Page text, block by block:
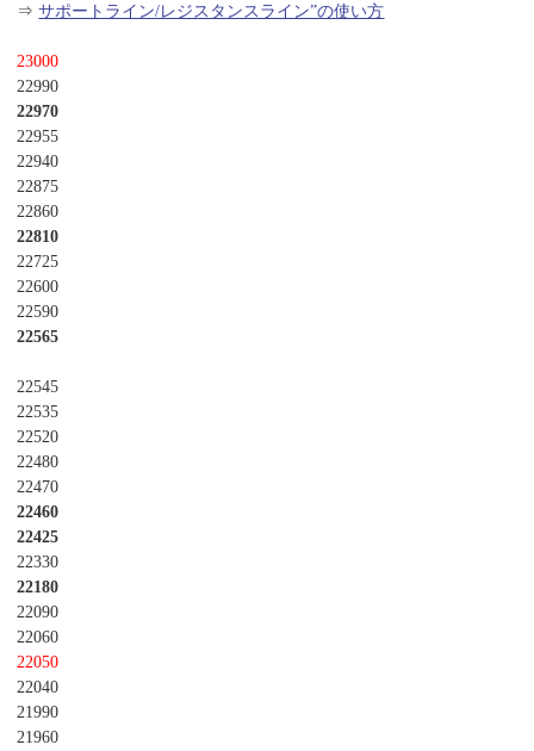
⇒サポートライン/レジスタンスライン”の使い方
23000
22990
22970
22955
22940
22875
22860
22810
22725
22600
22590
22565
22545
22535
22520
22480
22470
22460
22425
22330
22180
22090
22060
22050
22040
21990
21960